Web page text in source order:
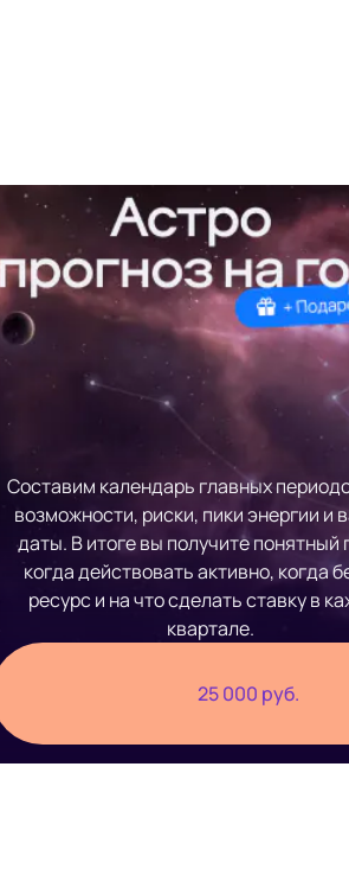
Составим календарь главных
возможности, риски, пики энергии и
даты. В итоге вы получите понятный
когда действовать активно, когда
ресурс и на что сделать ставку в
квартале.
25 000 руб.